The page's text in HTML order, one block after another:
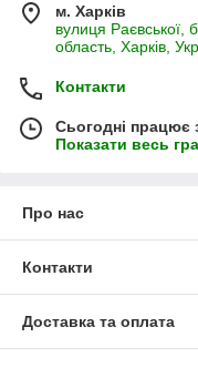
м. Харків
вулиця Раєвської,
область, Харків,
Контакти
Сьогодні працює
Показати весь
Про нас
Контакти
Доставка та оплата